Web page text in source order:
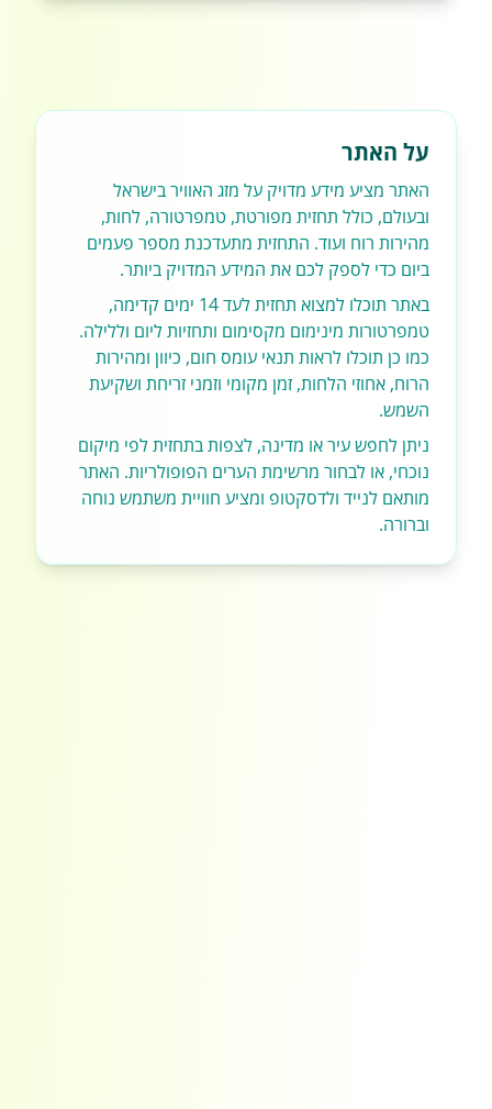
על האתר
האתר מציע מידע מדויק על מזג האוויר בישראל
ובעולם, כולל תחזית מפורטת, טמפרטורה, לחות,
מהירות רוח ועוד. התחזית מתעדכנת מספר פעמים
ביום כדי לספק לכם את המידע המדויק ביותר.
באתר תוכלו למצוא תחזית לעד 14 ימים קדימה,
טמפרטורות מינימום מקסימום ותחזיות ליום וללילה.
כמו כן תוכלו לראות תנאי עומס חום, כיוון ומהירות
הרוח, אחוזי הלחות, זמן מקומי וזמני זריחת ושקיעת
השמש.
ניתן לחפש עיר או מדינה, לצפות בתחזית לפי מיקום
נוכחי, או לבחור מרשימת הערים הפופולריות. האתר
מותאם לנייד ולדסקטופ ומציע חוויית משתמש נוחה
וברורה.